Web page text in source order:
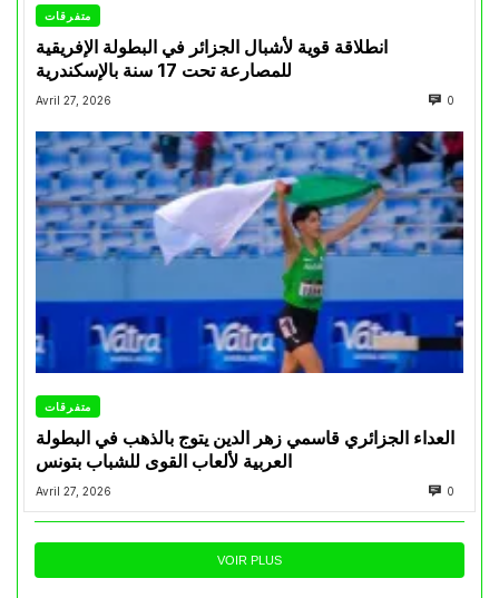
متفرقات
انطلاقة قوية لأشبال الجزائر في البطولة الإفريقية
للمصارعة تحت 17 سنة بالإسكندرية
Avril 27, 2026 0
متفرقات
العداء الجزائري قاسمي زهر الدين يتوج بالذهب في البطولة
العربية لألعاب القوى للشباب بتونس
Avril 27, 2026 0
VOIR PLUS